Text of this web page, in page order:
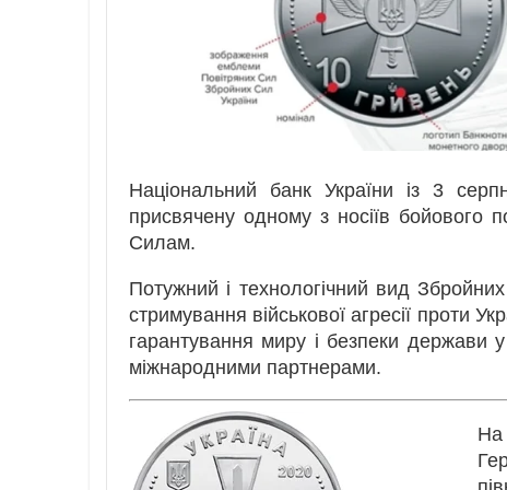
Національний банк України із 3
присвячену одному з носіїв бойового
Силам.
Потужний і технологічний вид
стримування військової агресії проти
гарантування миру і безпеки держави
міжнародними партнерами.
На